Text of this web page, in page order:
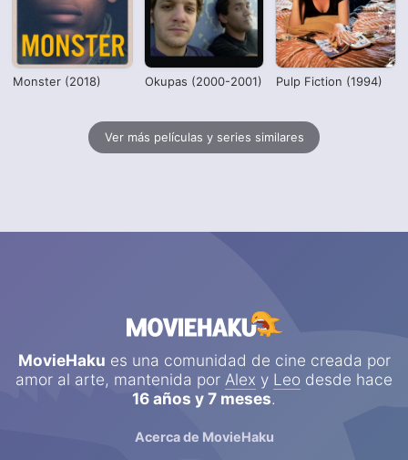
Monster (2018) Okupas (2000-2001) Pulp Fiction (1994)
Ver más películas y series similares
MovieHaku es una comunidad de cine creada por
amor al arte, mantenida por Alex y Leo desde hace
16 años y 7 meses.
Acerca de MovieHaku